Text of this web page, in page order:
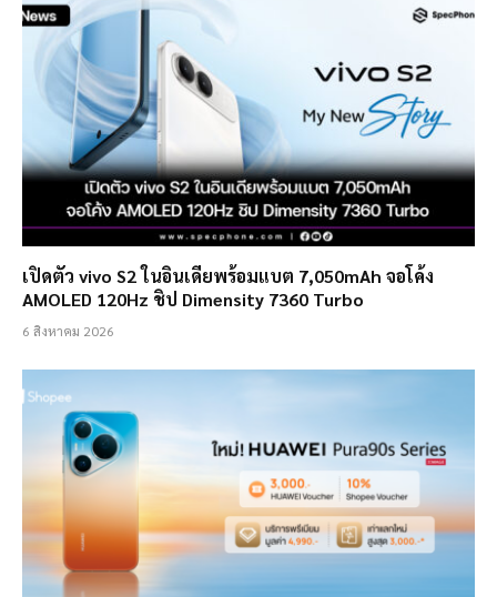
เปิดตัว vivo S2 ในอินเดียพร้อมแบต 7,050mAh จอโค้ง
AMOLED 120Hz ชิป Dimensity 7360 Turbo
6 สิงหาคม 2026